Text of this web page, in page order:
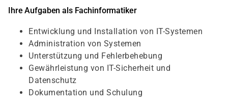
Ihre Aufgaben als Fachinformatiker
Entwicklung und Installation von IT-Systemen
Administration von Systemen
Unterstützung und Fehlerbehebung
Gewährleistung von IT-Sicherheit und
Datenschutz
Dokumentation und Schulung